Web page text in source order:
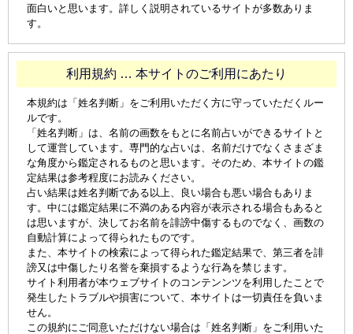
面白いと思います。詳しく説明されているサイトが多数ありま
す。
利用規約 … 本サイトのご利用にあたり
本規約は「姓名判断」をご利用いただく方に守っていただくルー
ルです。
「姓名判断」は、名前の画数をもとに名前占いができるサイトと
して運営しています。専門的な占いは、名前だけでなくさまざま
な角度から鑑定されるものと思います。そのため、本サイトの鑑
定結果は参考程度にお読みください。
占い結果は姓名判断である以上、良い場合も悪い場合もありま
す。中には鑑定結果に不満のある内容が表示される場合もあると
は思いますが、決してお名前を誹謗中傷するものでなく、画数の
自動計算によって得られたものです。
また、本サイトの検索によって得られた鑑定結果で、第三者を誹
謗又は中傷したり名誉を棄損するような行為を禁じます。
サイト利用者が本ウェブサイトのコンテンンツを利用したことで
発生したトラブルや損害について、本サイトは一切責任を負いま
せん。
この規約にご同意いただけない場合は「姓名判断」をご利用いた